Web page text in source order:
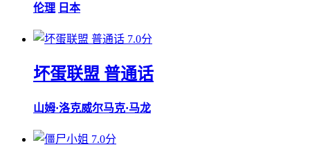
伦理 日本
7.0分
坏蛋联盟 普通话
山姆·洛克威尔马克·马龙
7.0分